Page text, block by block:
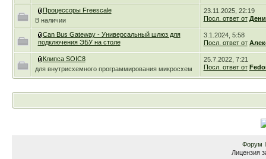
Процессоры Freescale
В наличии
23.11.2025, 22:19
Посл. ответ от
Can Bus Gateway - Универсальный шлюз для
подключения ЭБУ на столе
3.1.2024, 5:58
Посл. ответ от
Клипса SOIC8
для внутрисхемного программирования микросхем
25.7.2022, 7:21
Посл. ответ от
Форум
Лицензия